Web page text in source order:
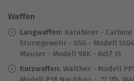
Waffen
Langwaffen: Karabiner -
Sturmgewehr - GSG - Modell
Mauser - Modell 98K - 8x57 IS
Kurzwaffen: Walther - Modell